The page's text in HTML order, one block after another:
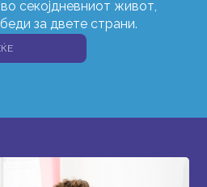
секојдневниот живот,
за двете страни.